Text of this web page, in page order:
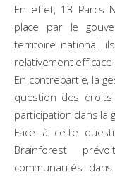
En effet, 13 Parcs
place par le
territoire national,
relativement
En contrepartie, la
question des
participation dans la
Face à cette
Brainforest
communautés